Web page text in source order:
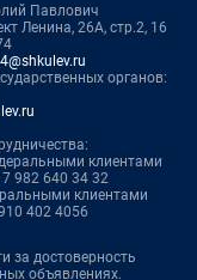
Павлович
Ленина, 26А, стр.2, 16
органов:
клиентами
982 640 34 32
клиентами
402 4056
за достоверность
объявлениях.